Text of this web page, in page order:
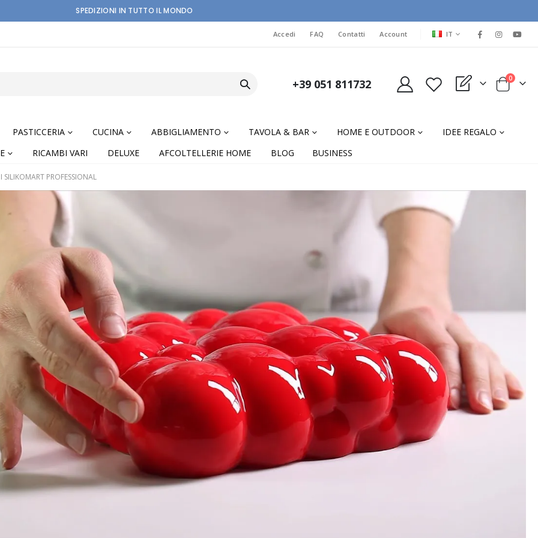
SPEDIZIONI IN TUTTO IL MONDO
Accedi FAQ Contatti Account LINGUA
IT
+39 051 811732 My Quote Cart
0elementi
PASTICCERIA CUCINA ABBIGLIAMENTO TAVOLA & BAR HOME E OUTDOOR
IDEE REGALO
RICAMBI VARI DELUXE AFCOLTELLERIE HOME BLOG BUSINESS
SILIKOMART PROFESSIONAL